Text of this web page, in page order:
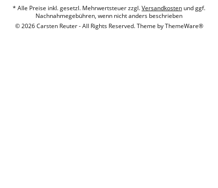
* Alle Preise inkl. gesetzl. Mehrwertsteuer zzgl.Versandkosten und ggf.
Nachnahmegebühren, wenn nicht anders beschrieben
© 2026 Carsten Reuter - All Rights Reserved. Theme byThemeWare®